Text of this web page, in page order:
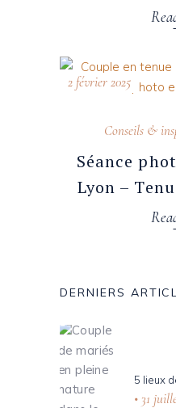
2 février 2025
Conseils &
Séance
Lyon –
DERNIERS
5 lieux
31